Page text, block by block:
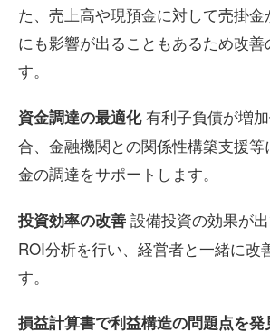
た、売上高や現預金に対して売掛
にも影響が出ることもあるため改善
す。
資金調達の最適化有利子負債が増
合、金融機関との関係性構築支援
金の調達をサポートします。
投資効率の改善 設備投資の効果が出
ROI分析を行い、経営者と一緒に改
す。
損益計算書で利益構造の問題点を発